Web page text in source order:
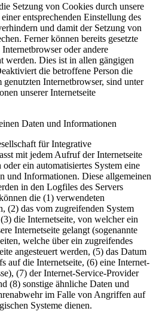
Setzung von Cookies durch unsere
entsprechenden Einstellung des
und damit der Setzung von
Ferner können bereits gesetzte
oder andere
werden. Dies ist in allen gängigen
die betroffene Person die
Internetbrowser, sind unter
unserer Internetseite
Daten und Informationen
für Integrative
mit jedem Aufruf der Internetseite
ein automatisiertes System eine
und Informationen. Diese allgemeinen
in den Logfiles des Servers
die (1) verwendeten
(2) das vom zugreifenden System
die Internetseite, von welcher ein
Internetseite gelangt (sogenannte
welche über ein zugreifendes
angesteuert werden, (5) das Datum
auf die Internetseite, (6) eine Internet-
(7) der Internet-Service-Provider
(8) sonstige ähnliche Daten und
im Falle von Angriffen auf
Systeme dienen.